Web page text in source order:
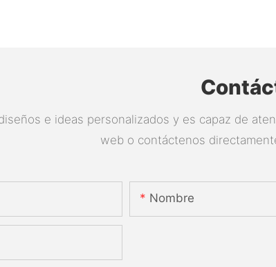
e ideas personalizados y es capaz de
web o contáctenos
Nombre